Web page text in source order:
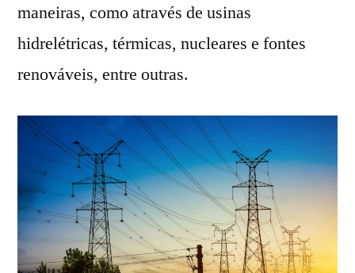
maneiras, como através de usinas
hidrelétricas, térmicas, nucleares e fontes
renováveis, entre outras.